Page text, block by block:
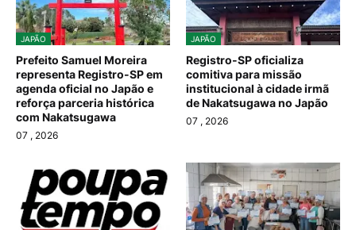
JAPÃO
Prefeito Samuel Moreira
representa Registro-SP em
agenda oficial no Japão e
reforça parceria histórica
com Nakatsugawa
07 , 2026
JAPÃO
Registro-SP oficializa
comitiva para missão
institucional à cidade irmã
de Nakatsugawa no Japão
07 , 2026